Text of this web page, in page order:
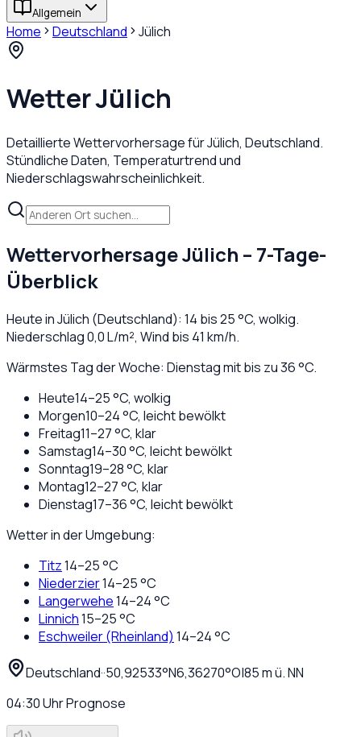
Allgemein
Home Deutschland Jülich
WetterJülich
Detaillierte Wettervorhersage fürJülich, Deutschland.
Stündliche Daten, Temperaturtrend und
Niederschlagswahrscheinlichkeit.
WettervorhersageJülich – 7-Tage-
Überblick
Heute inJülich (Deutschland): 14 bis25°C, wolkig.
Niederschlag0,0L/m², Wind bis 41 km/h.
Wärmstes Tag der Woche: Dienstag mit bis zu 36 °C.
Heute14–25°C, wolkig
Morgen10–24°C, leicht bewölkt
Freitag11–27°C, klar
Samstag14–30°C, leicht bewölkt
Sonntag19–28°C, klar
Montag12–27°C, klar
Dienstag17–36°C, leicht bewölkt
Wetter in der Umgebung:
Titz14–25°C
Niederzier14–25°C
Langerwehe14–24°C
Linnich15–25°C
Eschweiler (Rheinland) 14–24°C
Deutschland··50,92533°N6,36270°O|85m ü. NN
04:30UhrPrognose